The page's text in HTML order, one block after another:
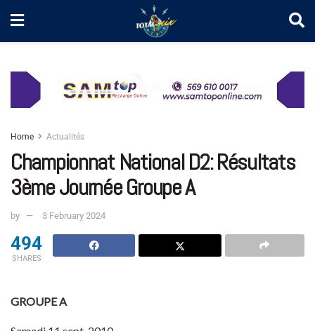
Home Actualités
Championnat National D2: Résultats
3ème Journée Groupe A
by 3 February 2024
494
SHARES
GROUPE A